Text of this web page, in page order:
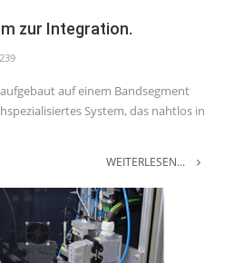
zur Integration.
auf einem Bandsegment
System, das nahtlos in
WEITERLESEN...